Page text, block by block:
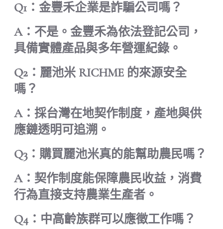
Q1：金豐禾企業是詐騙公司嗎？
A：不是。金豐禾為依法登記公司，
具備實體產品與多年營運紀錄。
Q2：麗池米 RICHME 的來源安全
嗎？
A：採台灣在地契作制度，產地與供
應鏈透明可追溯。
Q3：購買麗池米真的能幫助農民嗎？
A：契作制度能保障農民收益，消費
行為直接支持農業生產者。
Q4：中高齡族群可以應徵工作嗎？